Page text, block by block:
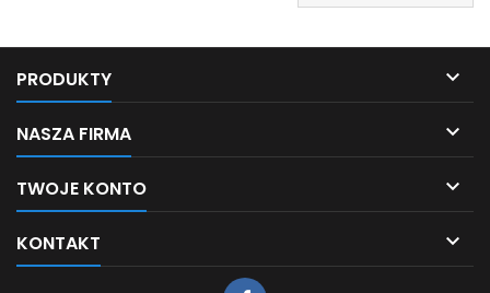
PRODUKTY 
NASZA FIRMA 
TWOJE KONTO 
KONTAKT 